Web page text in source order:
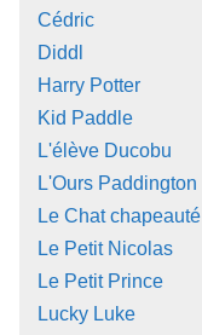
Cédric
Diddl
Harry Potter
Kid Paddle
L'élève Ducobu
L'Ours Paddington
Le Chat chapeauté
Le Petit Nicolas
Le Petit Prince
Lucky Luke